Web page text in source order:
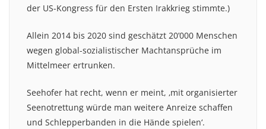
der US-Kongress für den Ersten Irakkrieg stimmte.)
Allein 2014 bis 2020 sind geschätzt 20’000 Menschen
wegen global-sozialistischer Machtansprüche im
Mittelmeer ertrunken.
Seehofer hat recht, wenn er meint, ‚mit organisierter
Seenotrettung würde man weitere Anreize schaffen
und Schlepperbanden in die Hände spielen‘.